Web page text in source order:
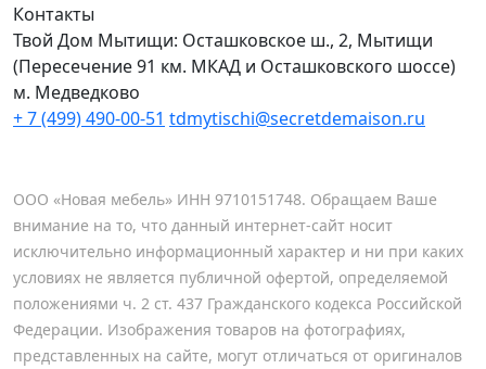
Контакты
Твой Дом Мытищи: Осташковское ш., 2, Мытищи
(Пересечение 91 км. МКАД и Осташковского шоссе)
м. Медведково
+ 7 (499) 490-00-51 tdmytischi@secretdemaison.ru
ООО «Новая мебель» ИНН 9710151748. Обращаем Ваше
внимание на то, что данный интернет-сайт носит
исключительно информационный характер и ни при каких
условиях не является публичной офертой, определяемой
положениями ч. 2 ст. 437 Гражданского кодекса Российской
Федерации. Изображения товаров на фотографиях,
представленных на сайте, могут отличаться от оригиналов